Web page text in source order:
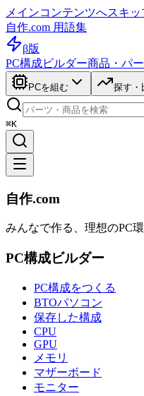
メインコンテンツへスキッ
自作.com 用語集
β版
PC構成ビルダー商品・パ
PCを組む 探す・
⌘K
自作.com
みんなで作る、理想のPC
PC構成ビルダー
PC構成をつくる
BTOパソコン
保存した構成
CPU
GPU
メモリ
マザーボード
モニター